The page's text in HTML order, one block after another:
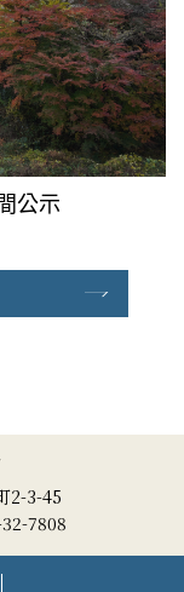
公示
2-3-45
7808